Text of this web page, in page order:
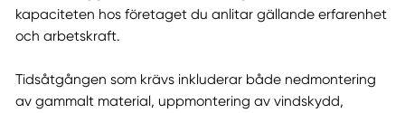
kapaciteten hos företaget du anlitar gällande erfarenhet
och arbetskraft.
Tidsåtgången som krävs inkluderar både nedmontering
av gammalt material, uppmontering av vindskydd,